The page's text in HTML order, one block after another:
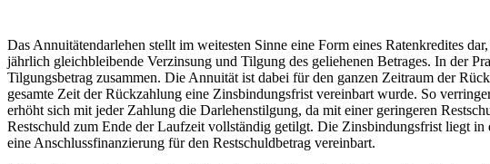
Das Annuitätendarlehen stellt im weitesten Sinne eine Form eines Ratenkredites
jährlich gleichbleibende Verzinsung und Tilgung des geliehenen Betrages. In der
Tilgungsbetrag zusammen. Die Annuität ist dabei für den ganzen Zeitraum der
gesamte Zeit der Rückzahlung eine Zinsbindungsfrist vereinbart wurde. So
erhöht sich mit jeder Zahlung die Darlehenstilgung, da mit einer geringeren
Restschuld zum Ende der Laufzeit vollständig getilgt. Die Zinsbindungsfrist liegt
eine Anschlussfinanzierung für den Restschuldbetrag vereinbart.